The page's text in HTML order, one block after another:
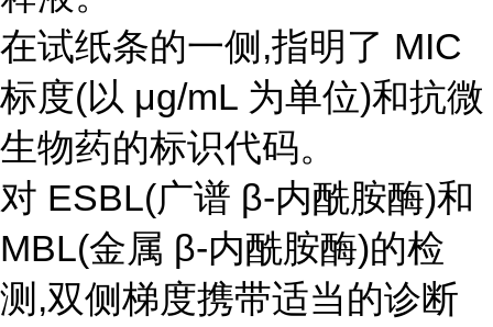
在试纸条的一侧,指明了 MIC
标度(以 μg/mL 为单位)和抗微
生物药的标识代码。
对 ESBL(广谱 β-内酰胺酶)和
MBL(金属 β-内酰胺酶)的检
测,双侧梯度携带适当的诊断